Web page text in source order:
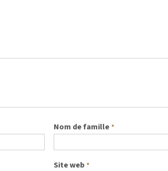
Nom de famille *
Site web *